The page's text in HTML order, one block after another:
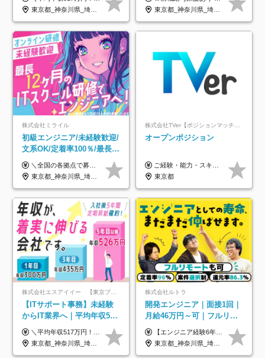
年3回◆5年目まで必ず昇給
東京都_神奈川県_埼玉県_千葉県_大阪府_愛知県_北海道_青森県_岩手県_宮城県_秋田県_山形県_福島県_茨城県_栃木県_群馬県_新潟県_山梨県_長野県_富山県_石川県_福井県_静岡県_岐阜県_三重県_兵庫県_京都府_滋賀県_奈良県_和歌山県_広島県_岡山県_鳥取県_島根県_山口県_徳島県_香川県_愛媛県_高知県_福岡県_熊本県_佐賀県_長崎県_大分県_宮崎県_鹿児島県_沖縄県
年休120日以上★副業可
東京都_神奈川県_埼玉県_千葉県_大阪府_愛知県_北海道_青森県_岩手県_宮城県_秋田県_山形県_福島県_茨城県_栃木県_群馬県_新潟県_山梨県_長野県_富山県_石川県_福井県_静岡県_岐阜県_三重県_兵庫県_京都府_滋賀県_奈良県_和歌山県_広島県_岡山県_鳥取県_島根県_山口県_徳島県_香川県_愛媛県_高知県_福岡県_熊本県_佐賀県_長崎県_大分県_宮崎県_鹿児島県_沖縄県
株式会社ミライル
初級エンジニア/未経験歓迎/
文系OK/定着率100％/最長1
年の自社ITスクール研修あ
り/年休130日
＼全国の各拠点で募集中！／ 給与は以下の通り、勤務地により異なります。 札幌：月給23万円～27万円 仙台：月給22万円～26万円 新潟：月給22万円～26万円 東京：月給26万円～30万円 大阪：月給24万円～29万円 福岡：月給23.5万円～27万円 沖縄：月給21万円～26万円 ◎給与は知識や経験を考慮して決定します。 ◎残業は別途全額支給します。 ◎試用期間12カ月あり（給与は以下の通りです。その他条件に変更はありません） （試用期間の給与） 札幌：月給18.6万円～ 仙台：月給19万円～ 新潟：月給18万円～ 東京：月給22万円～ 大阪：月給20.8万円～ 福岡：月給19万円～ 沖縄：月給18万円～
東京都_神奈川県_埼玉県_千葉県_大阪府_愛知県_北海道_青森県_岩手県_宮城県_秋田県_山形県_福島県_茨城県_栃木県_群馬県_新潟県_山梨県_長野県_富山県_石川県_福井県_静岡県_岐阜県_三重県_兵庫県_京都府_滋賀県_奈良県_和歌山県_広島県_岡山県_鳥取県_島根県_山口県_徳島県_香川県_愛媛県_高知県_福岡県_熊本県_佐賀県_長崎県_大分県_宮崎県_鹿児島県_沖縄県
株式会社TVer【ポジションマッチ登録】
オープンポジション
ご経験・能力・スキル等により、当社基準にて優遇・相談のうえ決定いたします。
東京都
株式会社エスアイイー 【東京プロマーケット上場】
【ITサポート事務】未経験
からIT業界へ｜平均年収517
万円｜ホワイト企業認定｜
年休134日｜リモートOK
＼平均年収517万円！入社5年目まで毎年必ず昇給／ ■賞与年3回 ■年収800万円以上も可 ■入社3年以上の平均年収469.2万円 月給23万2000円以上＋賞与年3回＋各種手当 ☆入社5年目まで最大1万5000円の定期昇給を確約 ┃各種手当充実 ・規定の資格を取得すれば、2000円～5万円を毎月支給（2万4000円～60万円／年） ・研修中に取得した取得率95％の資格でも研修後の給料UP ※月給は年齢・経験・能力を考慮して、優遇いたします ※上記月給金額は固定残業代（20時間/3万1300円円以上）を含み、超過分は別途支給いたします ※試用期間（6ヶ月）は月給に変動はありますが、その他待遇に差異はありません ├入社後1ヶ月～3ヶ月間は、月給20万1900円となります └上記金額は固定残業代（10時間／1万6000円）を含み、超過分は別途支給いたします
東京都_神奈川県_埼玉県_千葉県_大阪府_愛知県_北海道_青森県_岩手県_宮城県_秋田県_山形県_福島県_茨城県_栃木県_群馬県_新潟県_山梨県_長野県_富山県_石川県_福井県_静岡県_岐阜県_三重県_兵庫県_京都府_滋賀県_奈良県_和歌山県_広島県_岡山県_鳥取県_島根県_山口県_徳島県_香川県_愛媛県_高知県_福岡県_熊本県_佐賀県_長崎県_大分県_宮崎県_鹿児島県_沖縄県
株式会社ルトラ
開発エンジニア｜面接1回｜
月給46万円～可｜フルリモ
ートも可｜案件選択制｜定
着率96％以上｜副業OK｜住
宅手当
【エンジニア経験6年以上の方】 月給46万円～100万円（固定残業代含む） ※上記月給には月30時間分の固定残業代（月8万7,400円～月19万円）を含む。超過分は全額支給。 【エンジニア経験4年以上の方】 月給42万円～100万円（固定残業代含む） ※上記月給には月30時間分の固定残業代（月7万9,800円～月19万円）を含む。超過分は全額支給。 【エンジニア経験4年未満の方】 月給38万円～100万円（固定残業代含む） ※上記月給には月30時間分の固定残業代（月7万2,200円～月19万円）を含む。超過分は全額支給。 ※経験、スキル、前職給与などを踏まえて決定。 ◆ルトラの給与制度のポイント！◆ ・社員の95%が入社時に年収UP！最高で300万円UPの実績も ・平均還元率86.3%（交通費・住宅手当・会社負担分の社保も含む） ・人柄やポテンシャルを評価し、スキル以上の希望年収を提示することも ・退職金制度やリファラル手当（平均50万円）あり
東京都_神奈川県_埼玉県_千葉県_大阪府_愛知県_北海道_青森県_岩手県_宮城県_秋田県_山形県_福島県_茨城県_栃木県_群馬県_新潟県_山梨県_長野県_富山県_石川県_福井県_静岡県_岐阜県_三重県_兵庫県_京都府_滋賀県_奈良県_和歌山県_広島県_岡山県_鳥取県_島根県_山口県_徳島県_香川県_愛媛県_高知県_福岡県_熊本県_佐賀県_長崎県_大分県_宮崎県_鹿児島県_沖縄県